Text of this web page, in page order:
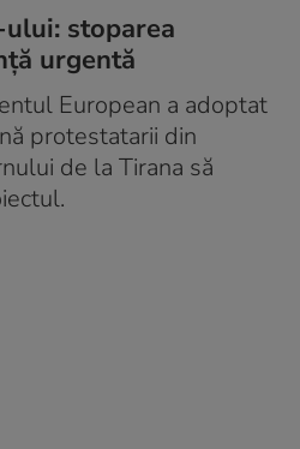
stoparea
urgentă
European a adoptat
protestatarii din
de la Tirana să